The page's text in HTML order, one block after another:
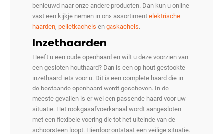
benieuwd naar onze andere producten. Dan kun u online
vast een kijkje nemen in ons assortiment elektrische
haarden, pelletkachels en gaskachels.
Inzethaarden
Heeft u een oude openhaard en wilt u deze voorzien van
een gesloten houthaard? Dan is een op hout gestookte
inzethaard iets voor u. Dit is een complete haard die in
de bestaande openhaard wordt geschoven. In de
meeste gevallen is er wel een passende haard voor uw
situatie. Het rookgasafvoerkanaal wordt aangesloten
met een flexibele voering die tot het uiteinde van de
schoorsteen loopt. Hierdoor ontstaat een veilige situatie.